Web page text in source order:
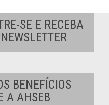
SE E RECEBA
BENEFÍCIOS
A AHSEB